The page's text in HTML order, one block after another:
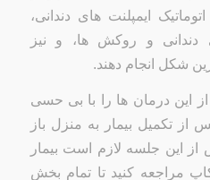
ایمپلنت های دندانی،
دندانی و روکش ها، و نیز
شکل انجام دهند.
این درمان ها را با بی حسی
تکمیل بیمار به منزل باز
این جلسه لازم است بیمار
چکاپ مراجعه کنید تا تمام بخش